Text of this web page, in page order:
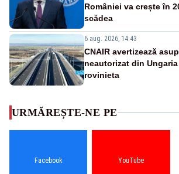
României va crește în
scădea
6 aug. 2026, 14:43
CNAIR avertizează
neautorizat din
rovinieta
URMĂREȘTE-NE PE
Facebook YouTube